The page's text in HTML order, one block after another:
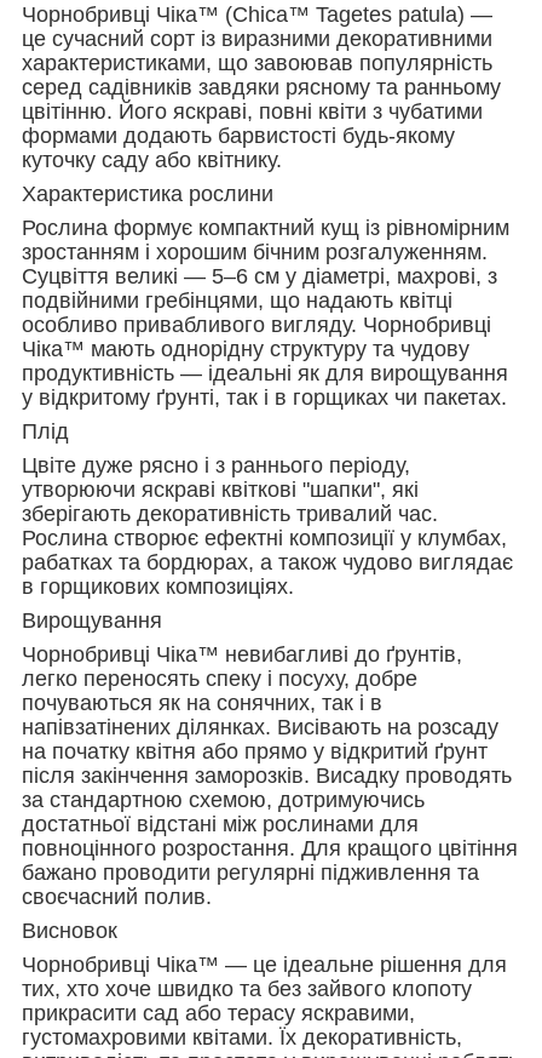
Чорнобривці Чіка™ (Chica™ Tagetes patula) —
це сучасний сорт із виразними декоративними
характеристиками, що завоював популярність
серед садівників завдяки рясному та ранньому
цвітінню. Його яскраві, повні квіти з чубатими
формами додають барвистості будь-якому
куточку саду або квітнику.
Характеристика рослини
Рослина формує компактний кущ із рівномірним
зростанням і хорошим бічним розгалуженням.
Суцвіття великі — 5–6 см у діаметрі, махрові, з
подвійними гребінцями, що надають квітці
особливо привабливого вигляду. Чорнобривці
Чіка™ мають однорідну структуру та чудову
продуктивність — ідеальні як для вирощування
у відкритому ґрунті, так і в горщиках чи пакетах.
Плід
Цвіте дуже рясно і з раннього періоду,
утворюючи яскраві квіткові "шапки", які
зберігають декоративність тривалий час.
Рослина створює ефектні композиції у клумбах,
рабатках та бордюрах, а також чудово виглядає
в горщикових композиціях.
Вирощування
Чорнобривці Чіка™ невибагливі до ґрунтів,
легко переносять спеку і посуху, добре
почуваються як на сонячних, так і в
напівзатінених ділянках. Висівають на розсаду
на початку квітня або прямо у відкритий ґрунт
після закінчення заморозків. Висадку проводять
за стандартною схемою, дотримуючись
достатньої відстані між рослинами для
повноцінного розростання. Для кращого цвітіння
бажано проводити регулярні підживлення та
своєчасний полив.
Висновок
Чорнобривці Чіка™ — це ідеальне рішення для
тих, хто хоче швидко та без зайвого клопоту
прикрасити сад або терасу яскравими,
густомахровими квітами. Їх декоративність,